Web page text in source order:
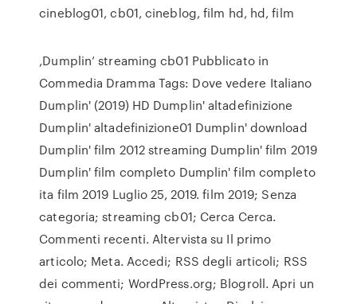
cineblog01, cb01, cineblog, film hd, hd, film
,Dumplin’ streaming cb01 Pubblicato in
Commedia Dramma Tags: Dove vedere Italiano
Dumplin' (2019) HD Dumplin' altadefinizione
Dumplin' altadefinizione01 Dumplin' download
Dumplin' film 2012 streaming Dumplin' film 2019
Dumplin' film completo Dumplin' film completo
ita film 2019 Luglio 25, 2019. film 2019; Senza
categoria; streaming cb01; Cerca Cerca.
Commenti recenti. Altervista su Il primo
articolo; Meta. Accedi; RSS degli articoli; RSS
dei commenti; WordPress.org; Blogroll. Apri un